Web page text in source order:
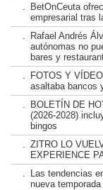
BetOnCeuta
empresarial tras
Rafael Andrés
autónomas no
bares y
FOTOS Y
asaltaba bancos
BOLETÍN DE
(2026-2028)
bingos
ZITRO LO
EXPERIENCE
Las tendencias
nueva